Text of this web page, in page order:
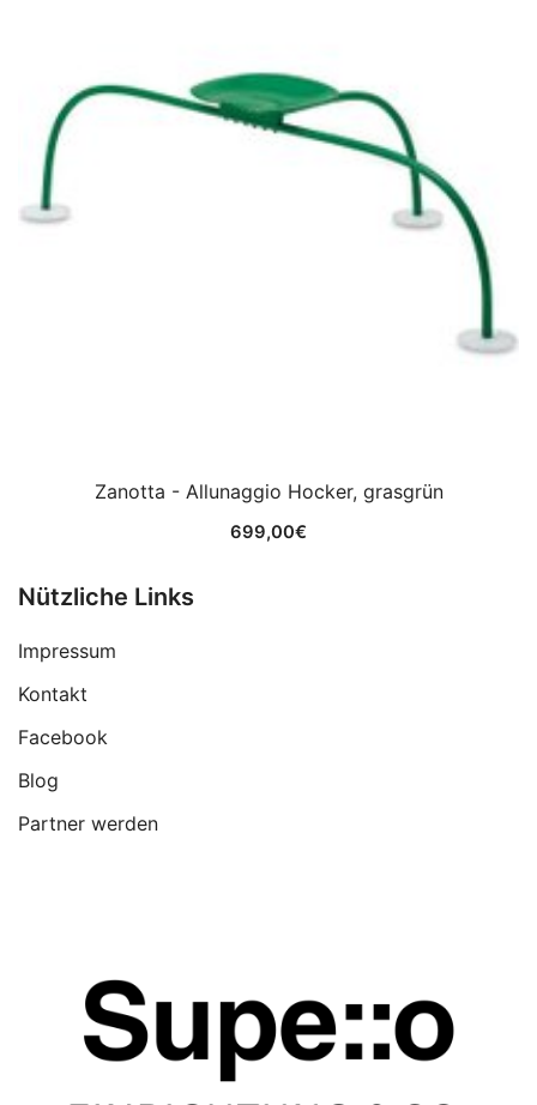
Zanotta - Allunaggio Hocker, grasgrün
699,00€
Nützliche Links
Impressum
Kontakt
Facebook
Blog
Partner werden